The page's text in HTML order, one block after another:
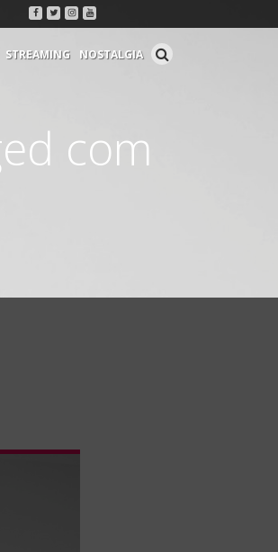
Facebook
Twitter
Instagram
Youtube
STREAMING NOSTALGIA
com